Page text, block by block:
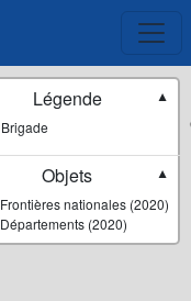
Légende
▼
Brigade
Objets
▼
Frontières nationales (2020)
Départements (2020)